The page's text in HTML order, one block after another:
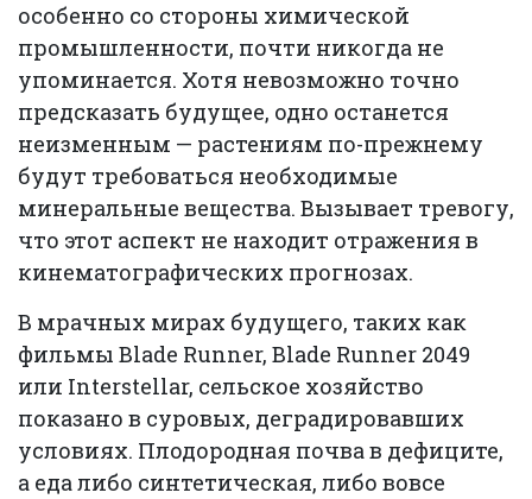
особенно со стороны химической
промышленности, почти никогда не
упоминается. Хотя невозможно точно
предсказать будущее, одно останется
неизменным — растениям по-прежнему
будут требоваться необходимые
минеральные вещества. Вызывает тревогу,
что этот аспект не находит отражения в
кинематографических прогнозах.
В мрачных мирах будущего, таких как
фильмы Blade Runner, Blade Runner 2049
или Interstellar, сельское хозяйство
показано в суровых, деградировавших
условиях. Плодородная почва в дефиците,
а еда либо синтетическая, либо вовсе